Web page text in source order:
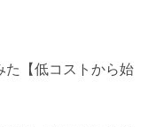
た【低コストから始